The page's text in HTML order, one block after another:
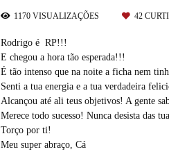
1170 VISUALIZAÇÕES 42
Rodrigo é RP!!!
E chegou a hora tão esperada!!!
É tão intenso que na noite a ficha nem
Senti a tua energia e a tua verdadeira
Alcançou até ali teus objetivos! A gente
Merece todo sucesso! Nunca desista das
Torço por ti!
Meu super abraço, Cá